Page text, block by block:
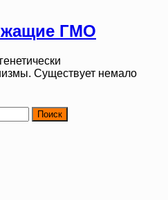
ГМО
Существует немало